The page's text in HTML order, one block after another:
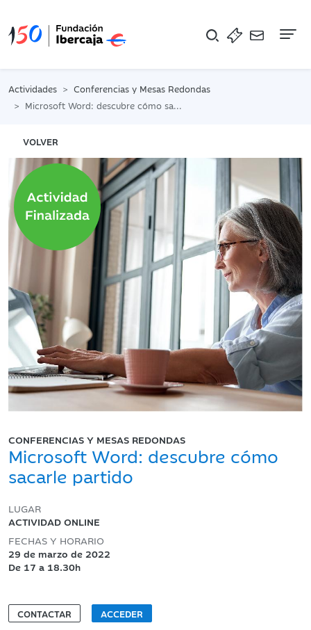
Actividades
Conferencias y Mesas Redondas
Microsoft Word: descubre cómo sacarle partido
VOLVER
CONFERENCIAS Y MESAS REDONDAS
Microsoft Word: descubre cómo
sacarle partido
LUGAR
ACTIVIDAD ONLINE
FECHAS Y HORARIO
29 de marzo de 2022
De 17 a 18.30h
CONTACTAR ACCEDER